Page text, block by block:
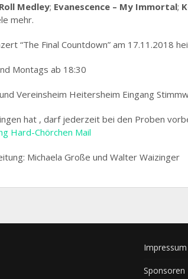
Roll Medley; Evanescence – My Immortal;
mehr.
“The Final Countdown” am 17.11.2018
Montags ab 18:30
Vereinsheim Heitersheim Eingang
hat , darf jederzeit bei den Proben
Hard-Chörchen Mail
Michaela Große und Walter Waizinger
Impressum
Sponsoren